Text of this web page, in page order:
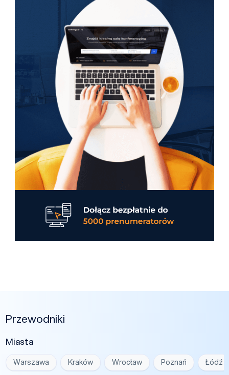
Przewodniki
Miasta
Warszawa Kraków Wrocław Poznań Łódź